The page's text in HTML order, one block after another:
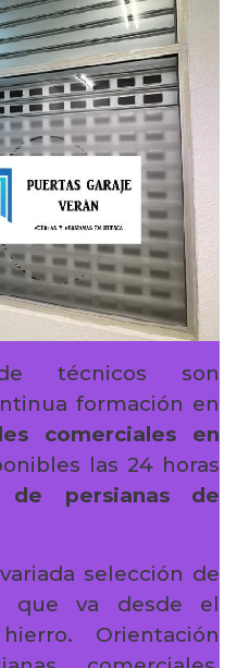
técnicos son
formación en
comerciales en
las 24 horas
de persianas de
selección de
que va desde el
Orientación